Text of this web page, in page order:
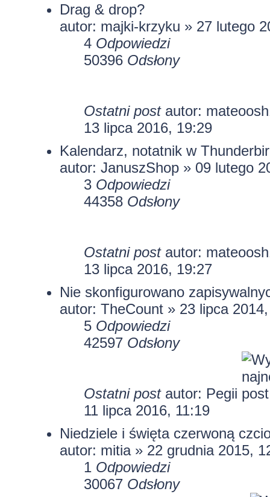
Drag & drop?
autor: majki-krzyku » 27 lutego
4 Odpowiedzi
50396 Odsłony
Ostatni post autor:
13 lipca 2016, 19:29
Kalendarz, notatnik w
autor: JanuszShop» 09 lutego
3 Odpowiedzi
44358 Odsłony
Ostatni post autor:
13 lipca 2016, 19:27
Nie skonfigurowano
autor: TheCount » 23 lipca
5 Odpowiedzi
42597 Odsłony
Ostatni post autor: Pegii
11 lipca 2016, 11:19
Niedziele i święta czerwoną
autor: mitia» 22 grudnia 2015,
1 Odpowiedzi
30067 Odsłony